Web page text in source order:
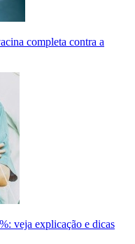
completa contra a
veja explicação e dicas